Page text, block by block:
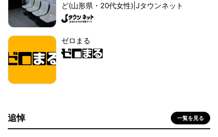
ど(山形県・20代女性)|Jタウンネット
ゼロまる
追悼 一覧を見る